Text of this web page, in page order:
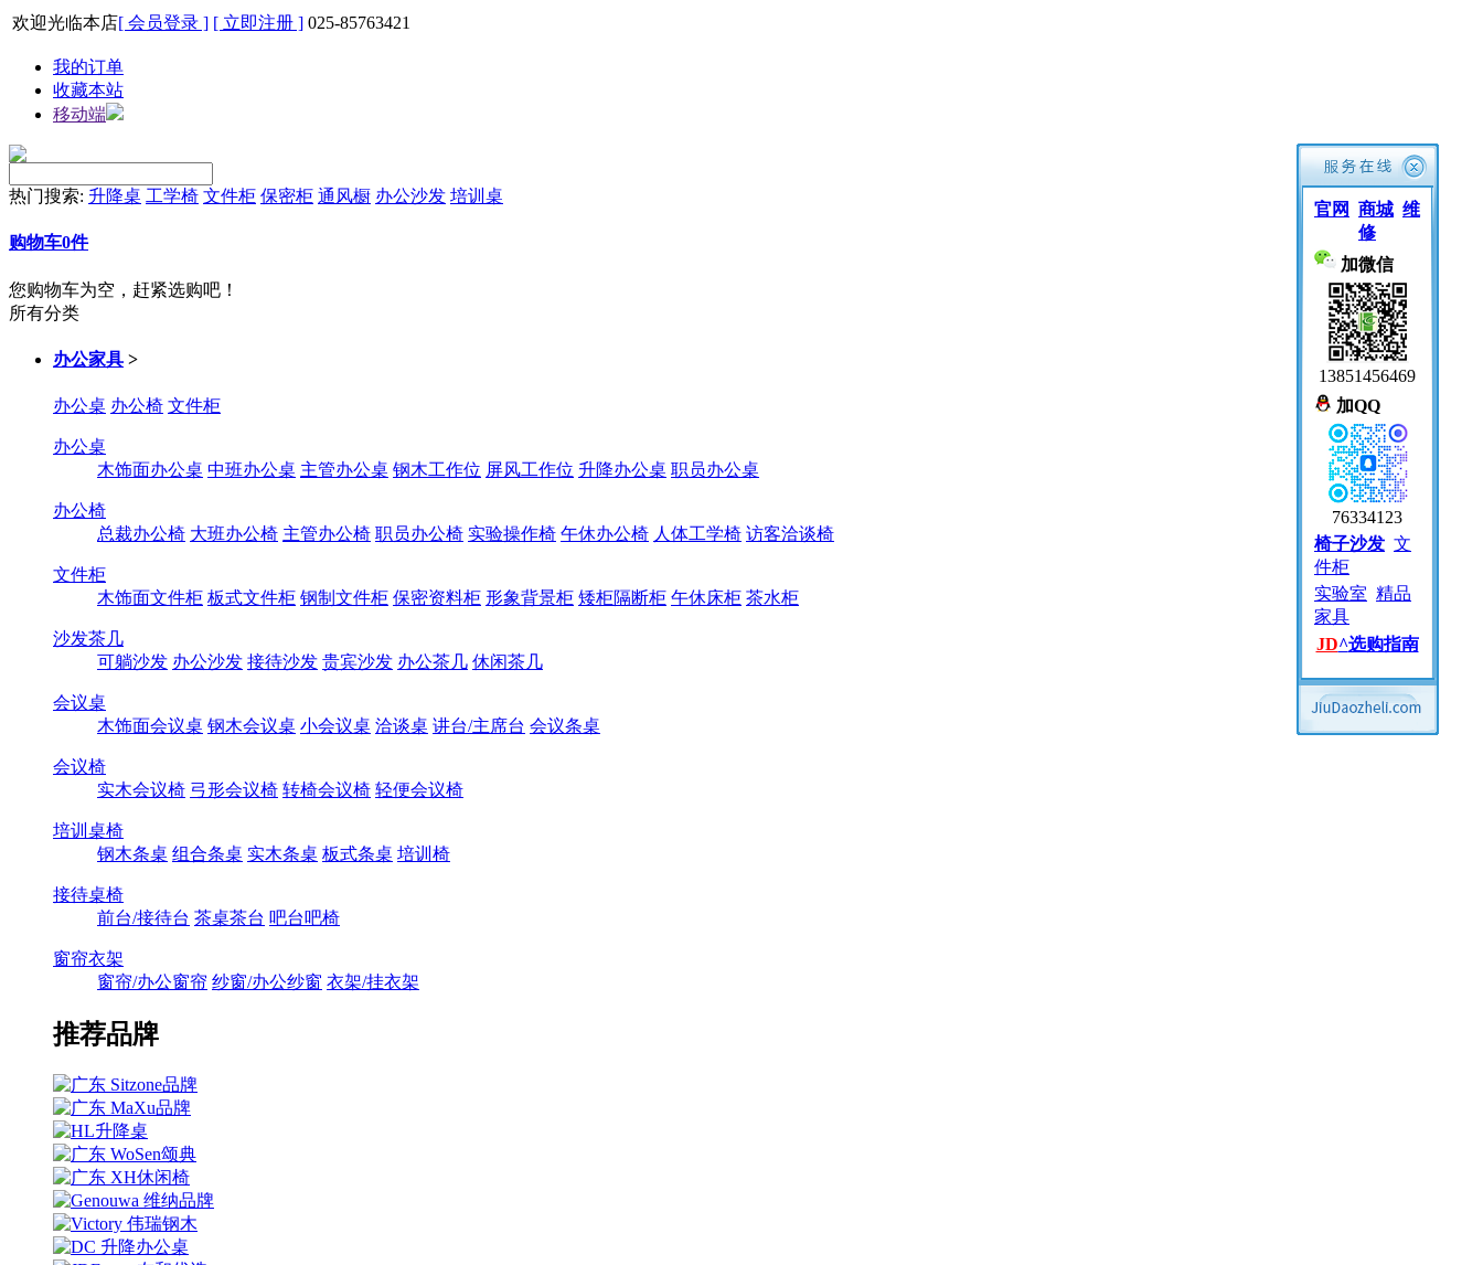
欢迎光临本店[ 会员登录 ] [ 立即注册 ] 025-85763421
我的订单
收藏本站
移动端
热门搜索: 升降桌 工学椅 文件柜 保密柜 通风橱 办公沙发 培训桌
购物车0件
您购物车为空，赶紧选购吧！
所有分类
办公家具 >
办公桌 办公椅 文件柜
办公桌
木饰面办公桌 中班办公桌 主管办公桌 钢木工作位 屏风工作位 升降办公桌 职员办公桌
办公椅
总裁办公椅 大班办公椅 主管办公椅 职员办公椅 实验操作椅 午休办公椅 人体工学椅 访客洽谈椅
文件柜
木饰面文件柜 板式文件柜 钢制文件柜 保密资料柜 形象背景柜 矮柜隔断柜 午休床柜 茶水柜
沙发茶几
可躺沙发 办公沙发 接待沙发 贵宾沙发 办公茶几 休闲茶几
会议桌
木饰面会议桌 钢木会议桌 小会议桌 洽谈桌 讲台/主席台 会议条桌
会议椅
实木会议椅 弓形会议椅 转椅会议椅 轻便会议椅
培训桌椅
钢木条桌 组合条桌 实木条桌 板式条桌 培训椅
接待桌椅
前台/接待台 茶桌茶台 吧台吧椅
窗帘衣架
窗帘/办公窗帘 纱窗/办公纱窗 衣架/挂衣架
推荐品牌
官网 商城 维
修
加微信
13851456469
加QQ
76334123
椅子沙发 文
件柜
实验室 精品
家具
JD^选购指南